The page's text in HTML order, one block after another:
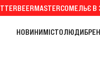
BEERMASTERСОМЕЛЬЄ В
НОВИНИМІСТОЛЮДИ